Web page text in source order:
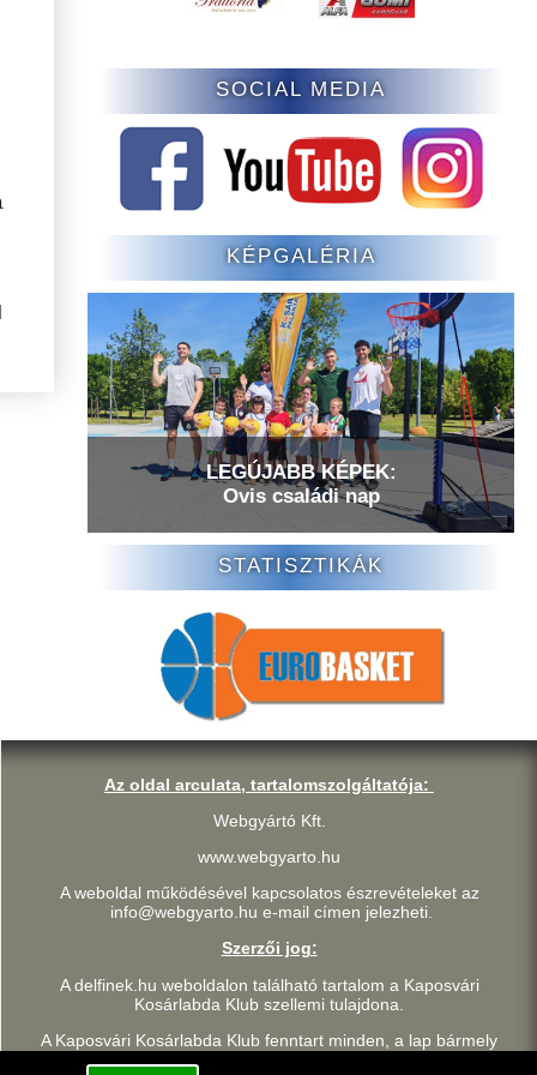
SOCIAL MEDIA
KÉPGALÉRIA
LEGÚJABB KÉPEK:
Ovis családi nap
STATISZTIKÁK
Az oldal arculata, tartalomszolgáltatója:
Webgyártó Kft.
www.webgyarto.hu
A weboldal működésével kapcsolatos észrevételeket az
info@webgyarto.hu e-mail címen jelezheti.
Szerzői jog:
A delfinek.hu weboldalon található tartalom a Kaposvári
Kosárlabda Klub szellemi tulajdona.
A Kaposvári Kosárlabda Klub fenntart minden, a lap bármely